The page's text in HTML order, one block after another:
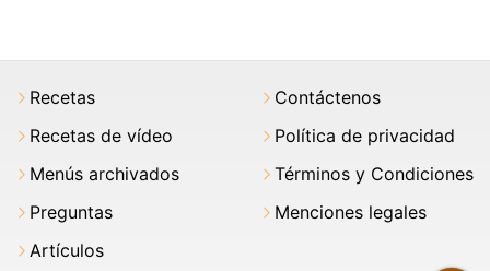
Recetas
Recetas de vídeo
Menús archivados
Preguntas
Artículos
Contáctenos
Política de privacidad
Términos y Condiciones
Menciones legales